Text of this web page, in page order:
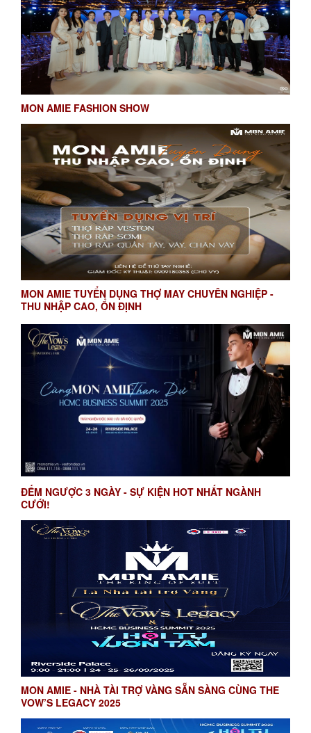
MON AMIE FASHION SHOW
MON AMIE TUYỂN DỤNG THỢ MAY CHUYÊN NGHIỆP -
THU NHẬP CAO, ỔN ĐỊNH
ĐẾM NGƯỢC 3 NGÀY - SỰ KIỆN HOT NHẤT NGÀNH
CƯỚI!
MON AMIE - NHÀ TÀI TRỢ VÀNG SẴN SÀNG CÙNG THE
VOW’S LEGACY 2025